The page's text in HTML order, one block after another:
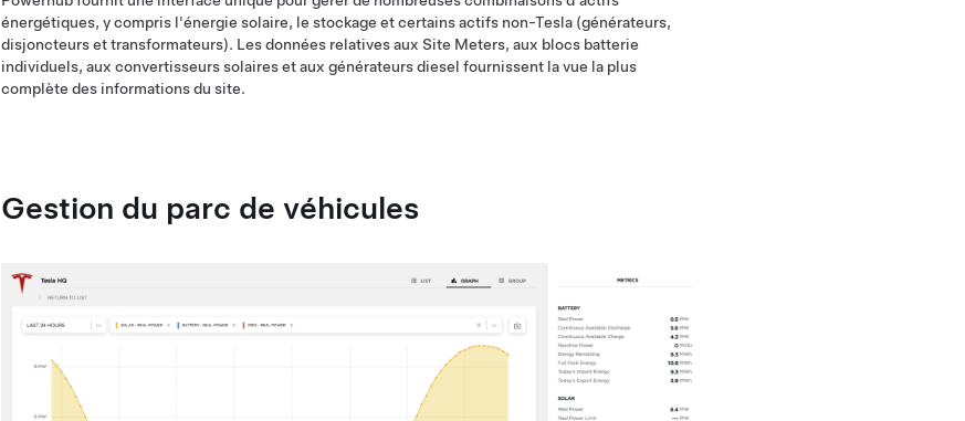
énergétiques, y compris l'énergie solaire, le stockage et certains actifs non-Tesla (générateurs,
disjoncteurs et transformateurs). Les données relatives aux Site Meters, aux blocs batterie
individuels, aux convertisseurs solaires et aux générateurs diesel fournissent la vue la plus
complète des informations du site.
Gestion du parc de véhicules